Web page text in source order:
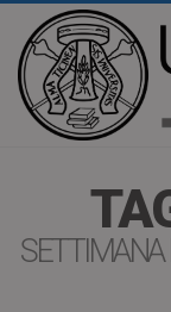
SETTIMANA